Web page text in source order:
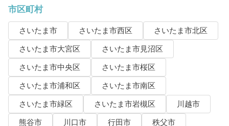
市区町村
さいたま市 さいたま市西区
さいたま市北区
さいたま市大宮区
さいたま市見沼区
さいたま市中央区
さいたま市桜区
さいたま市浦和区
さいたま市南区
さいたま市緑区
さいたま市岩槻区
川越市
熊谷市
川口市 行田市
秩父市